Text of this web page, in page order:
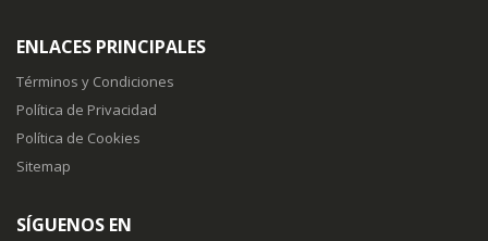
ENLACES PRINCIPALES
Términos y Condiciones
Política de Privacidad
Política de Cookies
Sitemap
SÍGUENOS EN